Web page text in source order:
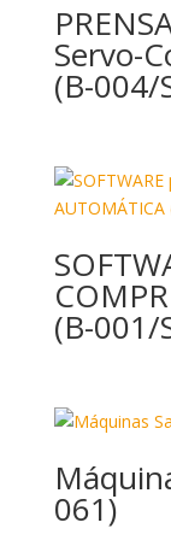
Servo-
(B-004/
(B-001/
061)